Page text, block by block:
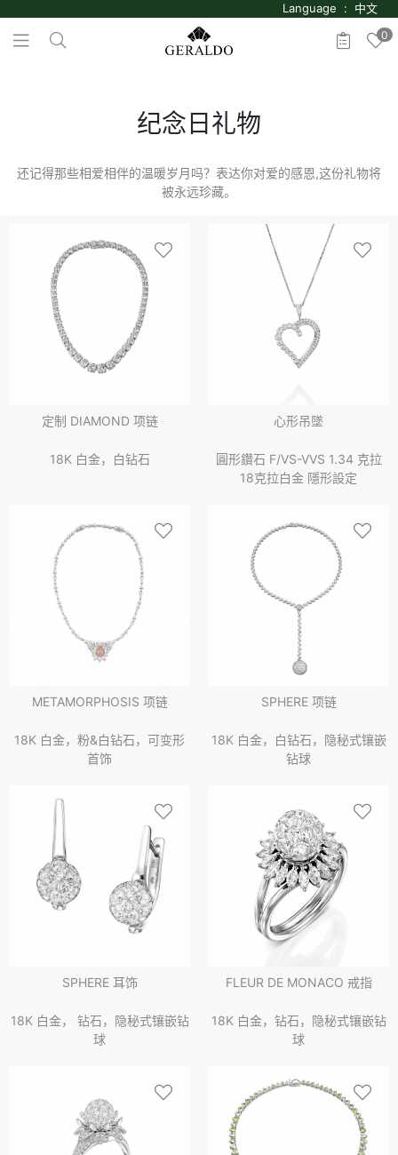
Language : 中文
0
纪念日礼物
还记得那些相爱相伴的温暖岁月吗？表达你对爱的感恩,这份礼物将
被永远珍藏。
定制 DIAMOND 项链
18K 白金，白钻石
心形吊墜
圓形鑽石 F/VS-VVS 1.34 克拉
18克拉白金 隱形設定
METAMORPHOSIS 项链
18K 白金，粉&白钻石，可变形
首饰
SPHERE 项链
18K 白金，白钻石，隐秘式镶嵌
钻球
SPHERE 耳饰
18K 白金， 钻石，隐秘式镶嵌钻
球
FLEUR DE MONACO 戒指
18K 白金，钻石，隐秘式镶嵌钻
球